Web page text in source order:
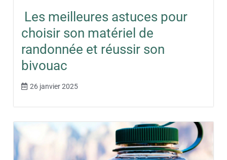
Les meilleures astuces pour
choisir son matériel de
randonnée et réussir son
bivouac
26 janvier 2025